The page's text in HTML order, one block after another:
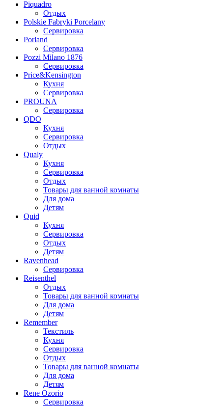
Piquadro
Отдых
Polskie Fabryki Porcelany
Сервировка
Porland
Сервировка
Pozzi Milano 1876
Сервировка
Price&Kensington
Кухня
Сервировка
PROUNA
Сервировка
QDO
Кухня
Сервировка
Отдых
Qualy
Кухня
Сервировка
Отдых
Товары для ванной комнаты
Для дома
Детям
Quid
Кухня
Сервировка
Отдых
Детям
Ravenhead
Сервировка
Reisenthel
Отдых
Товары для ванной комнаты
Для дома
Детям
Remember
Текстиль
Кухня
Сервировка
Отдых
Товары для ванной комнаты
Для дома
Детям
Rene Ozorio
Сервировка